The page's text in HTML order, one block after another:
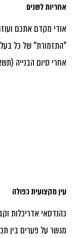
אחריות לשנים
אודי מקדם אתכם
"התזמורת" של כל
אחרי סיום הבנייה
עין מקצועית כפולה
כהנדסאי אדריכלות
מגשר על פערים בין